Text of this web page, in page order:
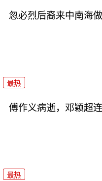
忽必烈后裔来中南海
最热
傅作义病逝，邓颖超
最热